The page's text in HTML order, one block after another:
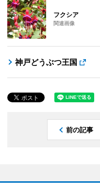
フクシア
関連画像
神戸どうぶつ王国
前の記事